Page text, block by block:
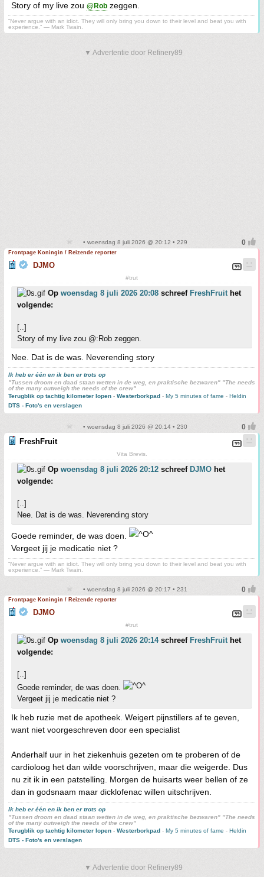
Story of my live zou @Rob zeggen.
“Never argue with an idiot. They will only bring you down to their level and beat you with
experience.” ― Mark Twain.
▼ Advertentie door Refinery89
• woensdag 8 juli 2026 @ 20:12 • 229
Frontpage Koningin / Reizende reporter
DJMO
#trut
Op woensdag 8 juli 2026 20:08 schreef FreshFruithet
volgende:
[..]
Story of my live zou @:Rob zeggen.
Nee. Dat is de was. Neverending story
Ik heb er één en ik ben er trots op
"Tussen droom en daad staan wetten in de weg, en praktische bezwaren" "The needs
of the many outweigh the needs of the crew"
Terugblik op tachtig kilometer lopen - Westerborkpad - My 5 minutes of fame - Heldin
DTS - Foto's en verslagen
• woensdag 8 juli 2026 @ 20:14 • 230
FreshFruit
Vita Brevis.
Op woensdag 8 juli 2026 20:12 schreef DJMO het
volgende:
[..]
Nee. Dat is de was. Neverending story
Goede reminder, de was doen.
Vergeet jij je medicatie niet ?
“Never argue with an idiot. They will only bring you down to their level and beat you with
experience.” ― Mark Twain.
• woensdag 8 juli 2026 @ 20:17 • 231
Frontpage Koningin / Reizende reporter
DJMO
#trut
Op woensdag 8 juli 2026 20:14schreef FreshFruithet
volgende:
[..]
Goede reminder, de was doen.
Vergeet jij je medicatie niet ?
Ik heb ruzie met de apotheek. Weigert pijnstillers af te geven,
want niet voorgeschreven door een specialist
Anderhalf uur in het ziekenhuis gezeten om te proberen of de
cardioloog het dan wilde voorschrijven, maar die weigerde. Dus
nu zit ik in een patstelling. Morgen de huisarts weer bellen of ze
dan in godsnaam maar dicklofenac willen uitschrijven.
Ik heb er één en ik ben er trots op
"Tussen droom en daad staan wetten in de weg, en praktische bezwaren" "The needs
of the many outweigh the needs of the crew"
Terugblik op tachtig kilometer lopen - Westerborkpad - My 5 minutes of fame - Heldin
DTS - Foto's en verslagen
▼ Advertentie door Refinery89